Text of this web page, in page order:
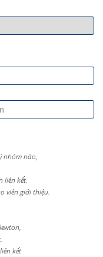
nhóm nào,
liên kết.
viên giới thiệu.
kết